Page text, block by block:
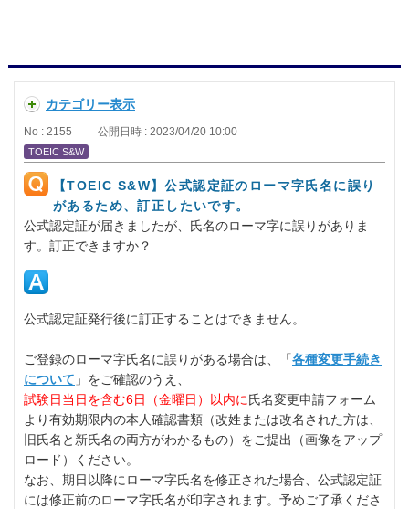
カテゴリー表示
No : 2155 公開日時 : 2023/04/20 10:00
TOEIC S&W
【TOEIC S&W】公式認定証のローマ字氏名に誤り
があるため、訂正したいです。
公式認定証が届きましたが、氏名のローマ字に誤りがありま
す。訂正できますか？
公式認定証発行後に訂正することはできません。
ご登録のローマ字氏名に誤りがある場合は、「各種変更手続き
について 」をご確認のうえ、
試験日当日を含む6日（金曜日）以内に氏名変更申請フォーム
より有効期限内の本人確認書類（改姓または改名された方は、
旧氏名と新氏名の両方がわかるもの）をご提出（画像をアップ
ロード）ください。
なお、期日以降にローマ字氏名を修正された場合、公式認定証
には修正前のローマ字氏名が印字されます。予めご了承くださ